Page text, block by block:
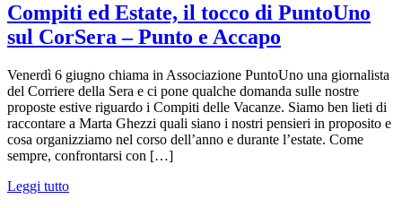
Compiti ed Estate, il tocco di PuntoUno
sul CorSera – Punto e Accapo
Venerdì 6 giugno chiama in Associazione PuntoUno una giornalista
del Corriere della Sera e ci pone qualche domanda sulle nostre
proposte estive riguardo i Compiti delle Vacanze. Siamo ben lieti di
raccontare a Marta Ghezzi quali siano i nostri pensieri in proposito e
cosa organizziamo nel corso dell’anno e durante l’estate. Come
sempre, confrontarsi con […]
Leggi tutto